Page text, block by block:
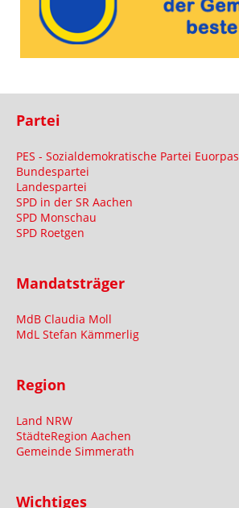
Partei
PES - Sozialdemokratische Partei Euorpas
Bundespartei
Landespartei
SPD in der SR Aachen
SPD Monschau
SPD Roetgen
Mandatsträger
MdB Claudia Moll
MdL Stefan Kämmerlig
Region
Land NRW
StädteRegion Aachen
Gemeinde Simmerath
Wichtiges